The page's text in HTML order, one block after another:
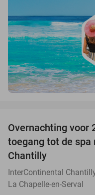
Overnachting voor
toegang tot de spa
Chantilly
InterContinental
La Chapelle-en-Serval